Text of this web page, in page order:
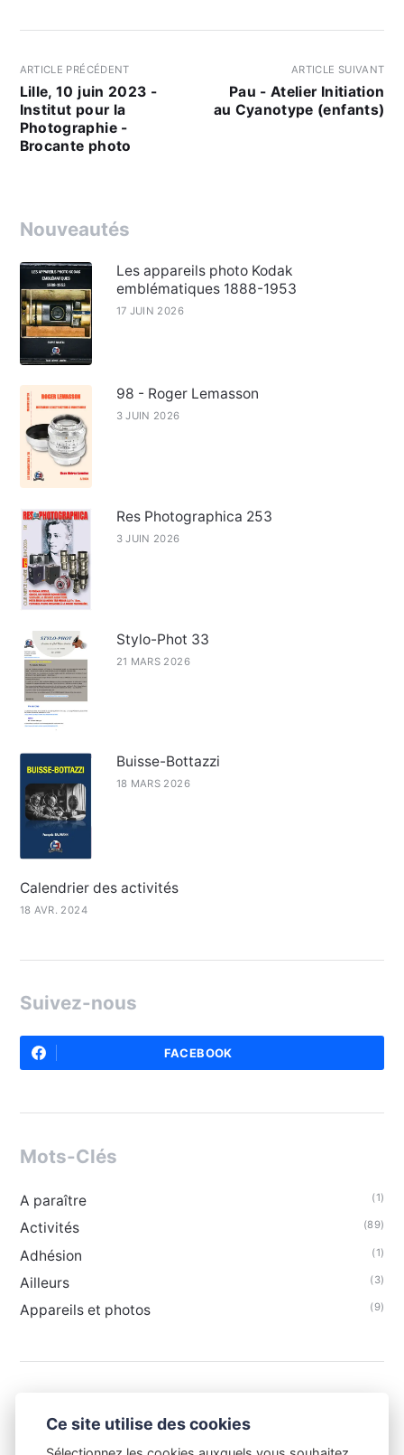
ARTICLE PRÉCÉDENT
Lille, 10 juin 2023 -
Institut pour la
Photographie -
Brocante photo
ARTICLE SUIVANT
Pau - Atelier Initiation
au Cyanotype (enfants)
Nouveautés
Les appareils photo Kodak
emblématiques 1888-1953
17 JUIN 2026
98 - Roger Lemasson
3 JUIN 2026
Res Photographica 253
3 JUIN 2026
Stylo-Phot 33
21 MARS 2026
Buisse-Bottazzi
18 MARS 2026
Calendrier des activités
18 AVR. 2024
Suivez-nous
FACEBOOK
Mots-Clés
A paraître (1)
Activités (89)
Adhésion (1)
Ailleurs (3)
Appareils et photos (9)
Ce site utilise des cookies